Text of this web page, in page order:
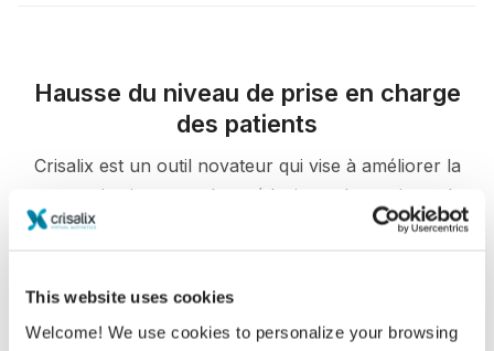
This website uses cookies
Welcome! We use cookies to personalize your browsing
Hausse du niveau de prise en charge
des patients
Crisalix est un outil novateur qui vise à améliorer la
communication entre les médecins et les patients. La
plateforme d’interconnexion améliore la relation entre